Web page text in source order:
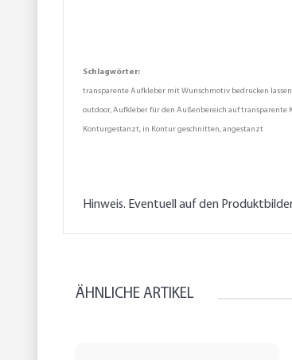
Schlagwörter:
transparente Aufkleber mit Wunschmotiv bedrucken
outdoor, Aufkleber für den Außenbereich auf
Konturgestanzt, in Kontur geschnitten, angestanzt
Hinweis. Eventuell auf den
ÄHNLICHE ARTIKEL